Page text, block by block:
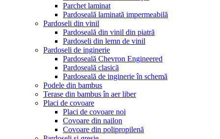
Parchet laminat
Pardoseală laminată impermeabilă
Pardoseli din vinil
Pardoseală din vinil din piatră
Pardoseli din lemn de vinil
Pardoseli de inginerie
Pardoseală Chevron Engineered
Pardoseală clasică
Pardoseală de inginerie în schemă
Podele din bambus
Terase din bambus în aer liber
Placi de covoare
Placi de covoare noi
Covoare din nailon
Covoare din polipropilenă